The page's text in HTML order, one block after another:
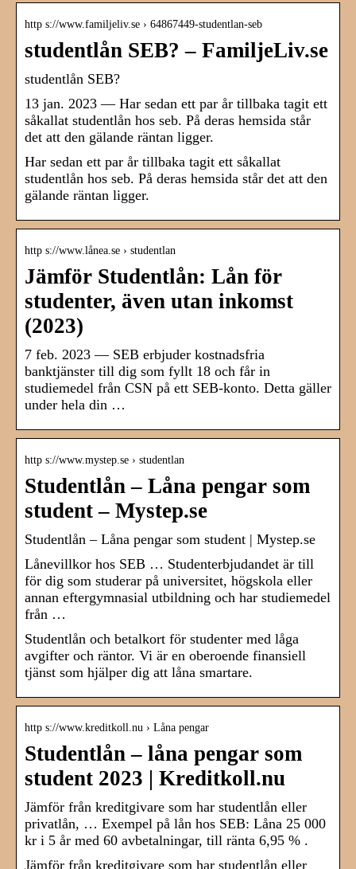
http s://www.familjeliv.se › 64867449-studentlan-seb
studentlån SEB? – FamiljeLiv.se
studentlån SEB?
13 jan. 2023 — Har sedan ett par år tillbaka tagit ett
såkallat studentlån hos seb. På deras hemsida står
det att den gälande räntan ligger.
Har sedan ett par år tillbaka tagit ett såkallat
studentlån hos seb. På deras hemsida står det att den
gälande räntan ligger.
http s://www.lånea.se › studentlan
Jämför Studentlån: Lån för
studenter, även utan inkomst
(2023)
7 feb. 2023 — SEB erbjuder kostnadsfria
banktjänster till dig som fyllt 18 och får in
studiemedel från CSN på ett SEB-konto. Detta gäller
under hela din …
http s://www.mystep.se › studentlan
Studentlån – Låna pengar som
student – Mystep.se
Studentlån – Låna pengar som student | Mystep.se
Lånevillkor hos SEB … Studenterbjudandet är till
för dig som studerar på universitet, högskola eller
annan eftergymnasial utbildning och har studiemedel
från …
Studentlån och betalkort för studenter med låga
avgifter och räntor. Vi är en oberoende finansiell
tjänst som hjälper dig att låna smartare.
http s://www.kreditkoll.nu › Låna pengar
Studentlån – låna pengar som
student 2023 | Kreditkoll.nu
Jämför från kreditgivare som har studentlån eller
privatlån, … Exempel på lån hos SEB: Låna 25 000
kr i 5 år med 60 avbetalningar, till ränta 6,95 % .
Jämför från kreditgivare som har studentlån eller